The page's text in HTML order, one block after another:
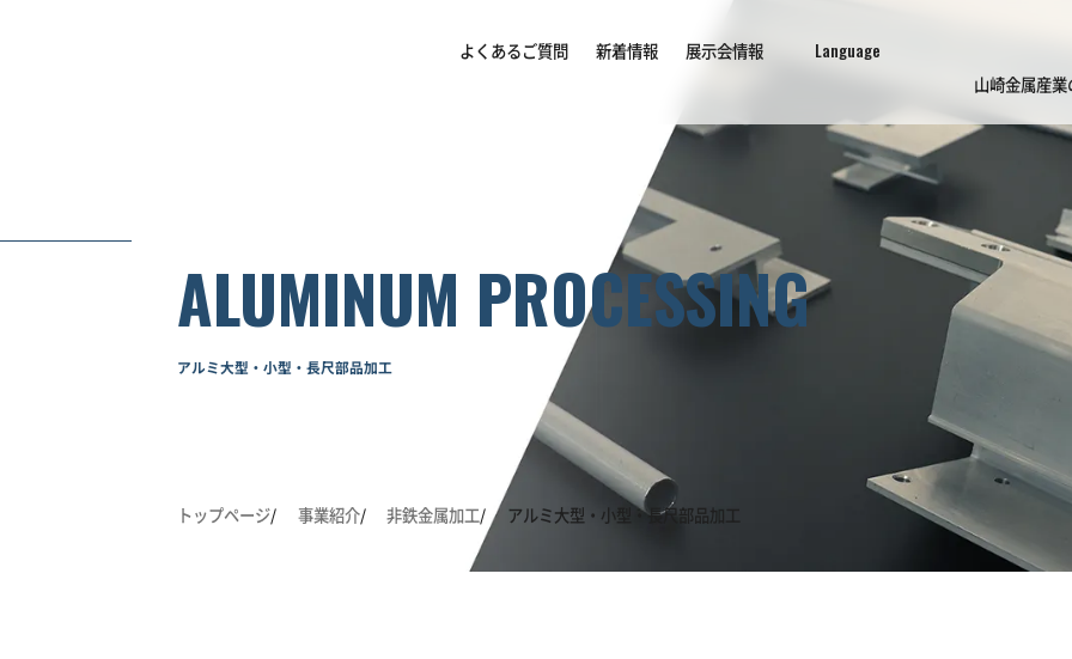
よくあるご質問 新着情報 展示会情報
山崎金属産
ALUMINUM PROCESSING
アルミ大型・小型・長尺部品加工
トップページ 事業紹介 非鉄金属加工 アルミ大型・小型・長尺部品加工